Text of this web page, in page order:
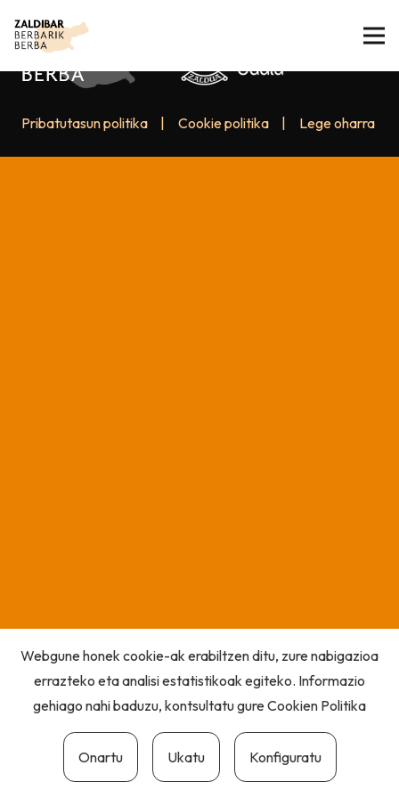
Pribatutasun politika Cookie politika Lege oharra
Webgune honek cookie-ak erabiltzen ditu, zure nabigazioa
errazteko eta analisi estatistikoak egiteko. Informazio
gehiago nahi baduzu, kontsultatu gureCookien Politika
Onartu Ukatu Konfiguratu